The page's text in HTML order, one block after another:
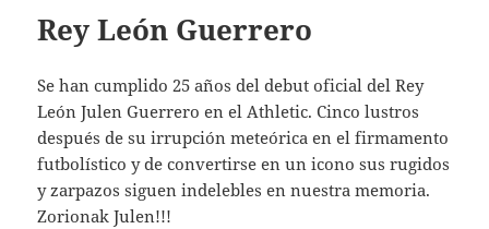
Rey León Guerrero
Se han cumplido 25 años del debut oficial del Rey
León Julen Guerrero en el Athletic. Cinco lustros
después de su irrupción meteórica en el firmamento
futbolístico y de convertirse en un icono sus rugidos
y zarpazos siguen indelebles en nuestra memoria.
Zorionak Julen!!!